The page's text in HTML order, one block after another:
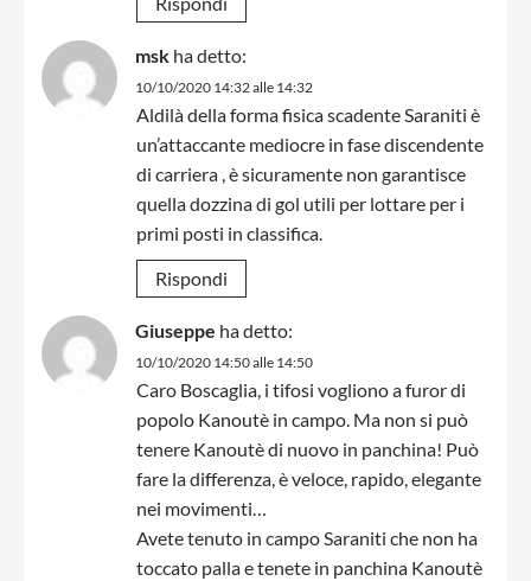
msk ha detto:
10/10/2020 14:32 alle 14:32
Aldilà della forma fisica scadente Saraniti è
un’attaccante mediocre in fase discendente
di carriera , è sicuramente non garantisce
quella dozzina di gol utili per lottare per i
primi posti in classifica.
Rispondi
Giuseppe ha detto:
10/10/2020 14:50 alle 14:50
Caro Boscaglia, i tifosi vogliono a furor di
popolo Kanoutè in campo. Ma non si può
tenere Kanoutè di nuovo in panchina! Può
fare la differenza, è veloce, rapido, elegante
nei movimenti…
Avete tenuto in campo Saraniti che non ha
toccato palla e tenete in panchina Kanoutè